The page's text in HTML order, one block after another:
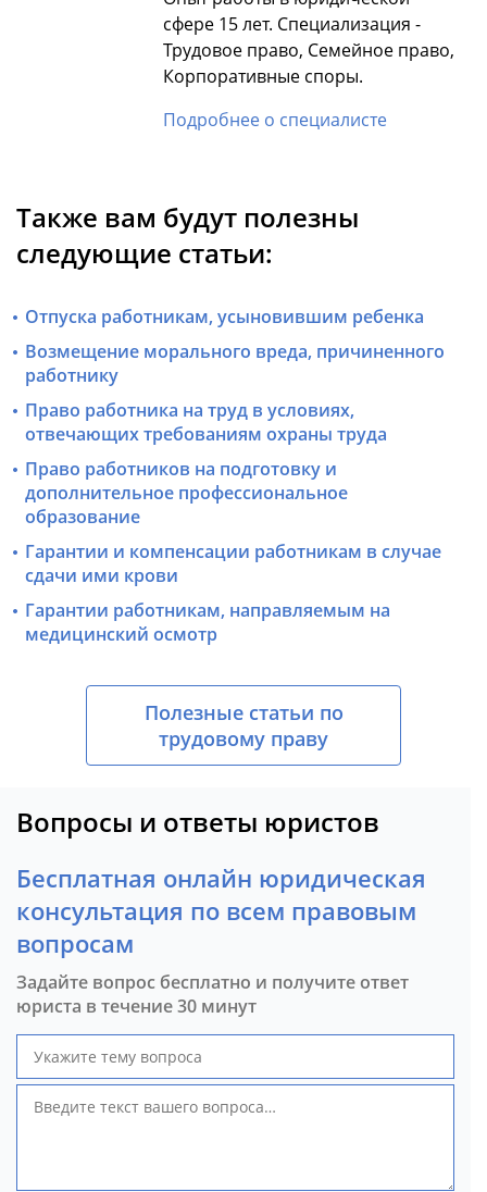
сфере 15 лет. Специализация -
Трудовое право, Семейное право,
Корпоративные споры.
Подробнее о специалисте
Также вам будут полезны
следующие статьи:
Отпуска работникам, усыновившим ребенка
Возмещение морального вреда, причиненного
работнику
Право работника на труд в условиях,
отвечающих требованиям охраны труда
Право работников на подготовку и
дополнительное профессиональное
образование
Гарантии и компенсации работникам в случае
сдачи ими крови
Гарантии работникам, направляемым на
медицинский осмотр
Полезные статьи по
трудовому праву
Вопросы и ответы юристов
Бесплатная онлайн юридическая
консультация по всем правовым
вопросам
Задайте вопрос бесплатно и получите ответ
юриста в течение 30 минут